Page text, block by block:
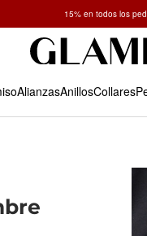
15% en todos los
✓ Devoluciones en 60 días ✓
AlianzasAnillosCollares